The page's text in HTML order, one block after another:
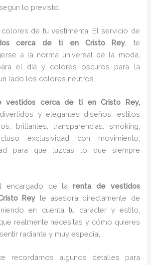
lo previsto.
de tu vestimenta, El servicio de
cerca de ti en Cristo Rey , te
a la norma universal de la moda,
el día y colores oscuros para la
lado los colores neutros.
vestidos cerca de ti en Cristo Rey,
divertidos y elegantes diseños, estilos
brillantes, transparencias, smoking,
exclusividad con movimiento,
para que luzcas lo que siempre
encargado de larenta de vestidos
Rey te asesora directamente de
en cuenta tu carácter y estilo,
realmente necesitas y cómo quieres
radiante y muy especial.
recordamos algunos detalles para